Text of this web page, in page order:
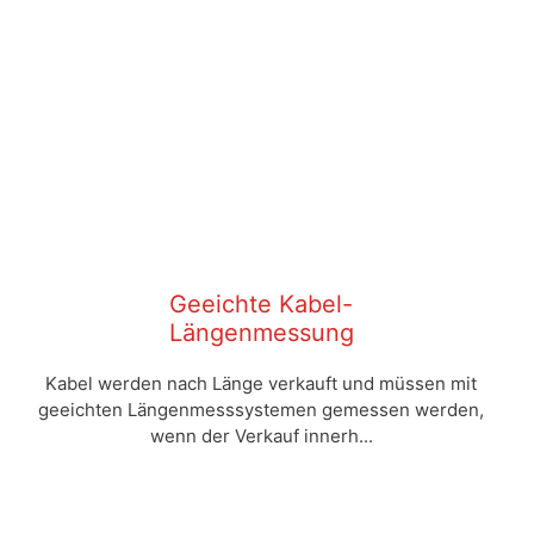
Geeichte Kabel-
Längenmessung
Kabel werden nach Länge verkauft und müssen mit
geeichten Längenmesssystemen gemessen werden,
wenn der Verkauf innerh...